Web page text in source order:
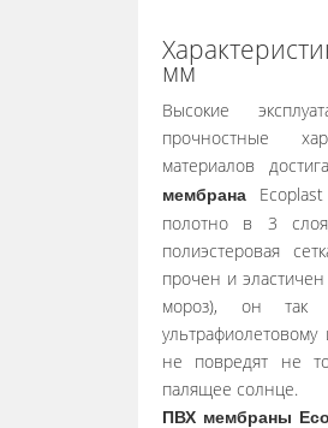
мм
Высокие
прочностные
материалов
мембрана
полотно в 3
полиэстеровая
прочен и
мороз), он так
не повредят не
палящее солнце.
ПВХ мембраны